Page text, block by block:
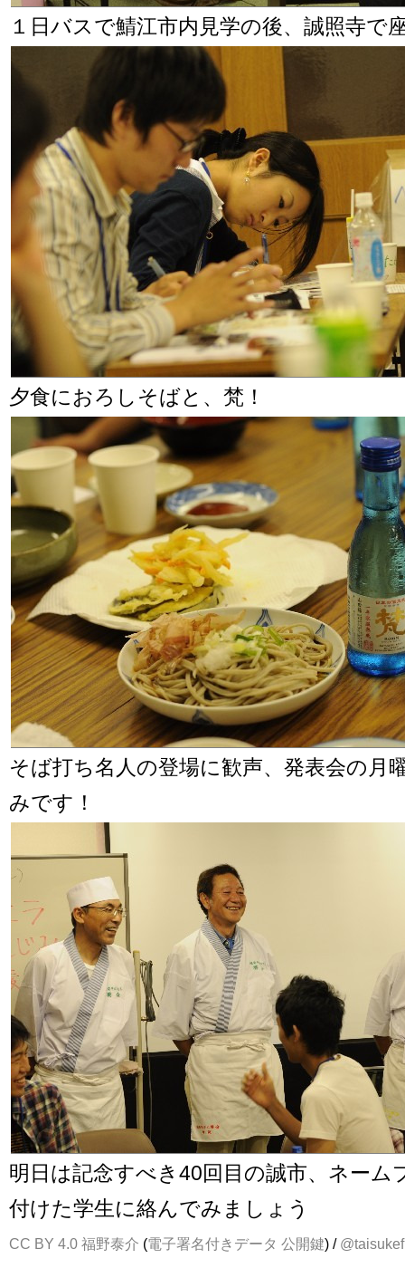
１日バスで鯖江市内見学の後、誠照寺で
夕食におろしそばと、梵！
そば打ち名人の登場に歓声、発表会の月
みです！
明日は記念すべき40回目の誠市、ネーム
付けた学生に絡んでみましょう
CC BY 4.0 福野泰介 (電子署名付きデータ 公開鍵) / @taisukef